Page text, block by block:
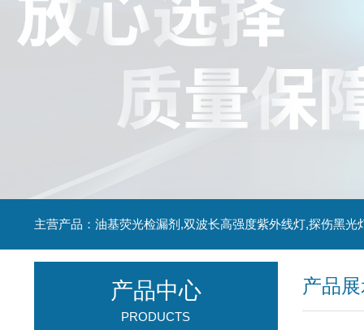
主营产品：油基荧光检漏剂,双波长高强度紫外线灯,探伤黑光
产品
产品中心
PRODUCTS